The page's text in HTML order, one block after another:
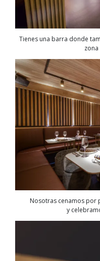
Tienes una barra donde
Nosotras cenamos por
y